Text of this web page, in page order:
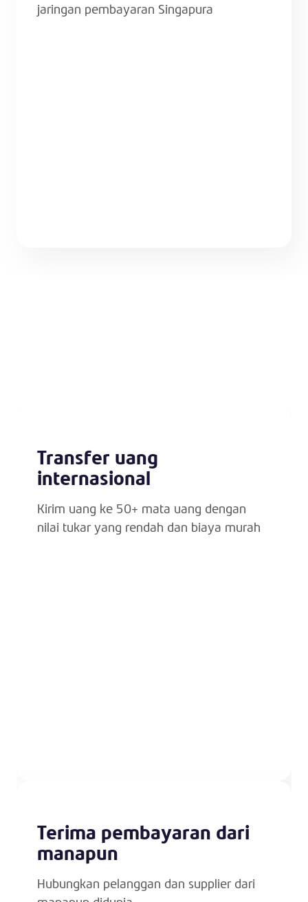
jaringan pembayaran Singapura
Transfer uang
internasional
Kirim uang ke 50+ mata uang dengan
nilai tukar yang rendah dan biaya murah
Terima pembayaran dari
manapun
Hubungkan pelanggan dan supplier dari